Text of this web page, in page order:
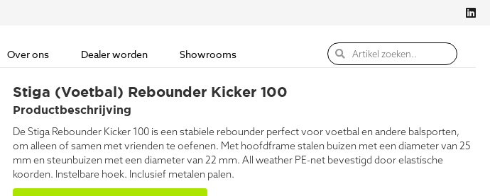
Over ons Dealer worden Showrooms
Stiga (Voetbal) Rebounder Kicker 100
Productbeschrijving
De Stiga Rebounder Kicker 100 is een stabiele rebounder perfect voor voetbal en andere balsporten,
om alleen of samen met vrienden te oefenen. Met hoofdframe stalen buizen met een diameter van 25
mm en steunbuizen met een diameter van 22 mm. All weather PE-net bevestigd door elastische
koorden. Instelbare hoek. Inclusief metalen palen.